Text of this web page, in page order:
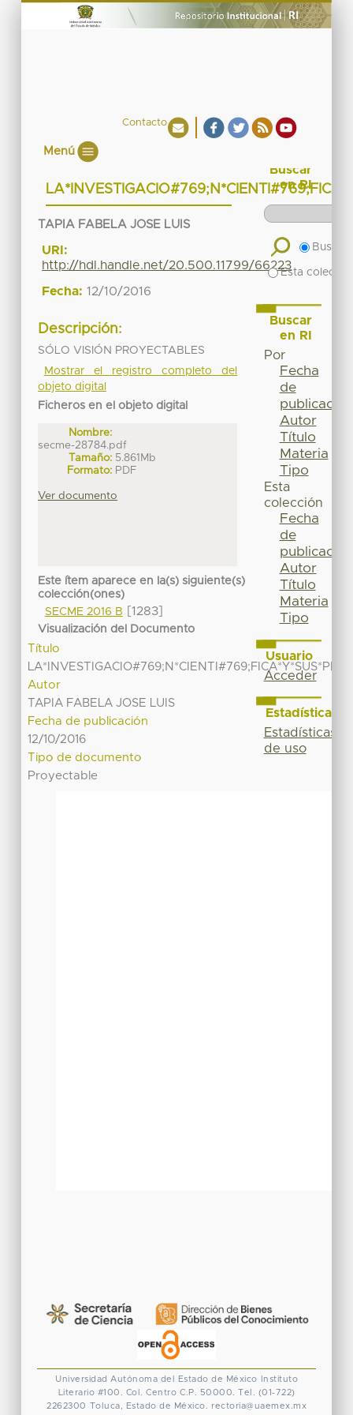
Contacto
Menú
TAPIA FABELA JOSE LUIS
URI:
http://hdl.handle.net/20.500.11799/66223
Fecha: 12/10/2016
Descripción:
SÓLO VISIÓN PROYECTABLES
Mostrar el registro completo del
objeto digital
Ficheros en el objeto digital
Nombre:
secme-28784.pdf
Tamaño: 5.861Mb
Formato: PDF
Ver documento
Este ítem aparece en la(s) siguiente(s)
colección(ones)
SECME 2016 B
[1283]
Visualización del Documento
Título
Autor
TAPIA FABELA JOSE LUIS
Fecha de publicación
12/10/2016
Tipo de documento
Proyectable
Buscar
en RI
Buscar
Esta
Buscar
en RI
Por
Fecha
de
publicación
Autor
Título
Materia
Tipo
Esta
colección
Fecha
de
publicación
Autor
Título
Materia
Tipo
Usuario
Acceder
Estadísticas
Estadísticas
de uso
Universidad Autónoma del Estado de México
Instituto
Literario #100. Col. Centro C.P. 50000. Tel. (01-722)
2262300 Toluca, Estado de México. rectoria@uaemex.mx